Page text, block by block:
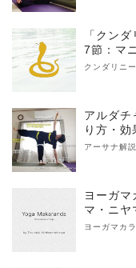
「クン
7節：マ
クンダリニ
アルダチ
り方・効
アーサナ解
ヨーガ
マ・ニヤ
ヨーガマカ